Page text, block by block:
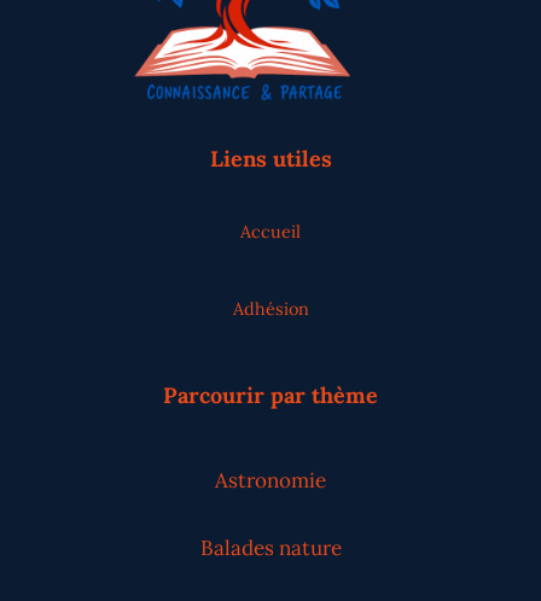
Liens utiles
Accueil
Adhésion
Parcourir par thème
Astronomie
Balades nature